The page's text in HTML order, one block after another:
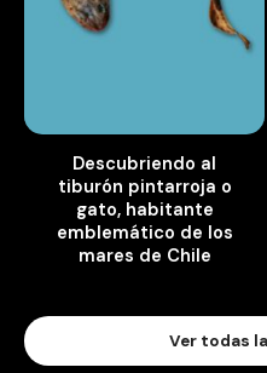
Descubriendo al
tiburón pintarroja o
gato, habitante
emblemático de los
mares de Chile
Ver todas